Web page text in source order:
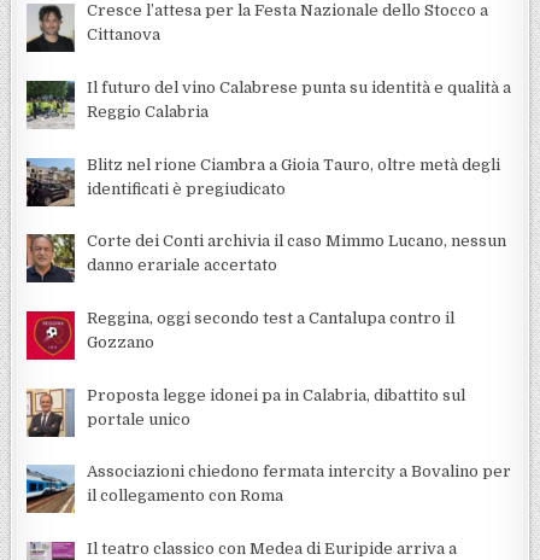
Cresce l’attesa per la Festa Nazionale dello Stocco a
Cittanova
Il futuro del vino Calabrese punta su identità e qualità a
Reggio Calabria
Blitz nel rione Ciambra a Gioia Tauro, oltre metà degli
identificati è pregiudicato
Corte dei Conti archivia il caso Mimmo Lucano, nessun
danno erariale accertato
Reggina, oggi secondo test a Cantalupa contro il
Gozzano
Proposta legge idonei pa in Calabria, dibattito sul
portale unico
Associazioni chiedono fermata intercity a Bovalino per
il collegamento con Roma
Il teatro classico con Medea di Euripide arriva a